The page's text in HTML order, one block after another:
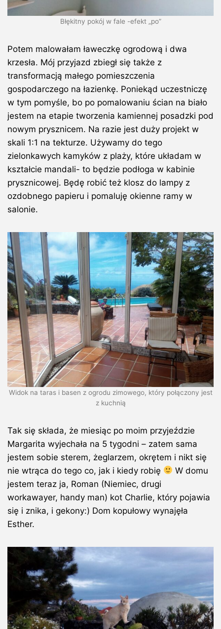
Błękitny pokój w fale -efekt „po”
Potem malowałam ławeczkę ogrodową i dwa
krzesła. Mój przyjazd zbiegł się także z
transformacją małego pomieszczenia
gospodarczego na łazienkę. Poniekąd uczestniczę
w tym pomyśle, bo po pomalowaniu ścian na biało
jestem na etapie tworzenia kamiennej posadzki pod
nowym prysznicem. Na razie jest duży projekt w
skali 1:1 na tekturze. Używamy do tego
zielonkawych kamyków z plaży, które układam w
kształcie mandali- to będzie podłoga w kabinie
prysznicowej. Będę robić też klosz do lampy z
ozdobnego papieru i pomaluję okienne ramy w
salonie.
Widok na taras i basen z ogrodu zimowego, który połączony jest
z kuchnią
Tak się składa, że miesiąc po moim przyjeździe
Margarita wyjechała na 5 tygodni – zatem sama
jestem sobie sterem, żeglarzem, okrętem i nikt się
nie wtrąca do tego co, jak i kiedy robię
W domu
jestem teraz ja, Roman (Niemiec, drugi
workawayer, handy man) kot Charlie, który pojawia
się i znika, i gekony:) Dom kopułowy wynajęła
Esther.